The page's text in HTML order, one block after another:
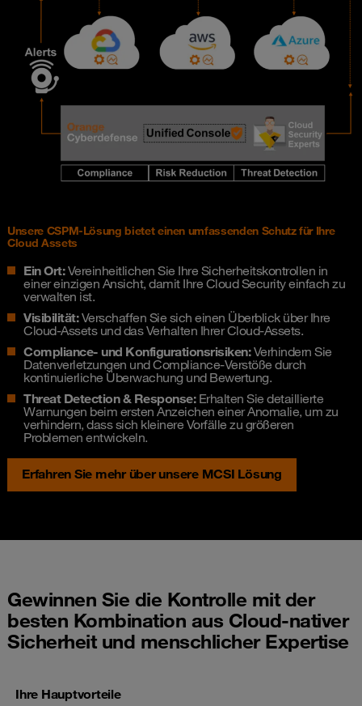
Unsere CSPM-Lösung bietet einen umfassenden Schutz für Ihre
Cloud Assets
Ein Ort:Vereinheitlichen Sie Ihre Sicherheitskontrollen in
einer einzigen Ansicht, damit Ihre Cloud Security einfach zu
verwalten ist.
Visibilität:Verschaffen Sie sich einen Überblick über Ihre
Cloud-Assets und das Verhalten Ihrer Cloud-Assets.
Compliance- und Konfigurationsrisiken:Verhindern Sie
Datenverletzungen und Compliance-Verstöße durch
kontinuierliche Überwachung und Bewertung.
Threat Detection & Response:Erhalten Sie detaillierte
Warnungen beim ersten Anzeichen einer Anomalie, um zu
verhindern, dass sich kleinere Vorfälle zu größeren
Problemen entwickeln.
Erfahren Sie mehr über unsere MCSI Lösung
Gewinnen Sie die Kontrolle mit der
besten Kombination aus Cloud-nativer
Sicherheit und menschlicher Expertise
Ihre Hauptvorteile